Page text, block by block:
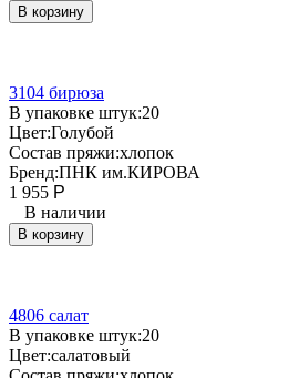
В корзину
3104 бирюза
В упаковке штук:20
Цвет:Голубой
Состав пряжи:хлопок
Бренд:ПНК им.КИРОВА
1 955 Р
В наличии
В корзину
4806 салат
В упаковке штук:20
Цвет:салатовый